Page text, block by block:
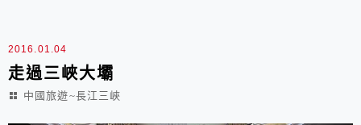
2016.01.04
走過三峽大壩
中國旅遊~長江三峽